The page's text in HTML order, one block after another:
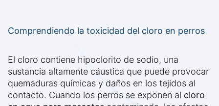
Comprendiendo la toxicidad del cloro en perros
El cloro contiene hipoclorito de sodio, una
sustancia altamente cáustica que puede provocar
quemaduras químicas y daños en los tejidos al
contacto. Cuando los perros se exponen al cloro